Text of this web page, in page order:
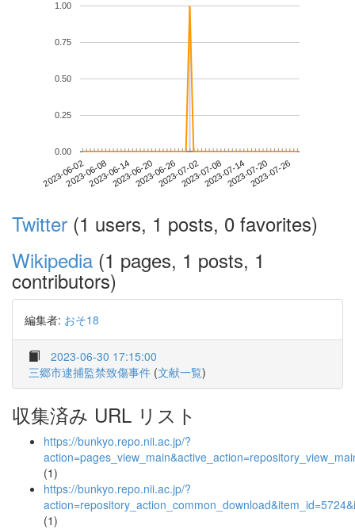
2023-06-022023-06-082023-06-142023-06-202023-06-262023-07-022023-07-082023-07-142023-07-202023-07-26
0.00
0.25
0.50
0.75
1.00
Twitter (1 users, 1 posts, 0 favorites)
Wikipedia (1 pages, 1 posts, 1
contributors)
編集者: おそ18
2023-06-30 17:15:00
三郷市逮捕監禁致傷事件 (文献一覧)
収集済み URL リスト
https://bunkyo.repo.nii.ac.jp/?
(1)
https://bunkyo.repo.nii.ac.jp/?
(1)